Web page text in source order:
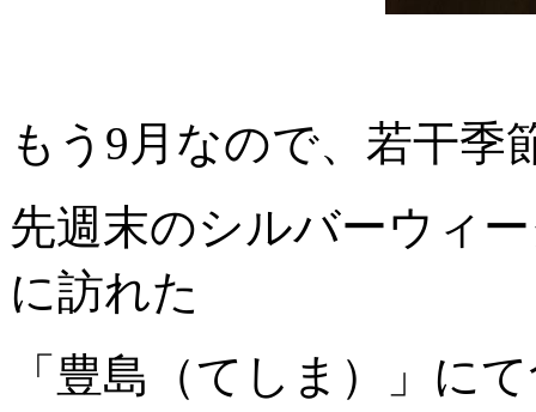
もう9月なので、若干季
先週末のシルバーウィ
に訪れた
「豊島（てしま）」に